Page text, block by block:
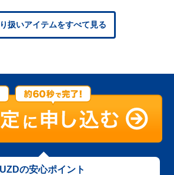
扱いアイテムをすべて見る
UZDの安心ポイント